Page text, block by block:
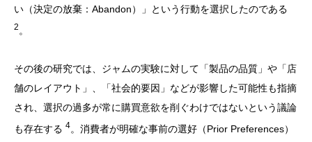
い（決定の放棄：Abandon）」という行動を選択したのである
2 。
その後の研究では、ジャムの実験に対して「製品の品質」や「店
舗のレイアウト」、「社会的要因」などが影響した可能性も指摘
され、選択の過多が常に購買意欲を削ぐわけではないという議論
も存在する 4。消費者が明確な事前の選好（Prior Preferences）